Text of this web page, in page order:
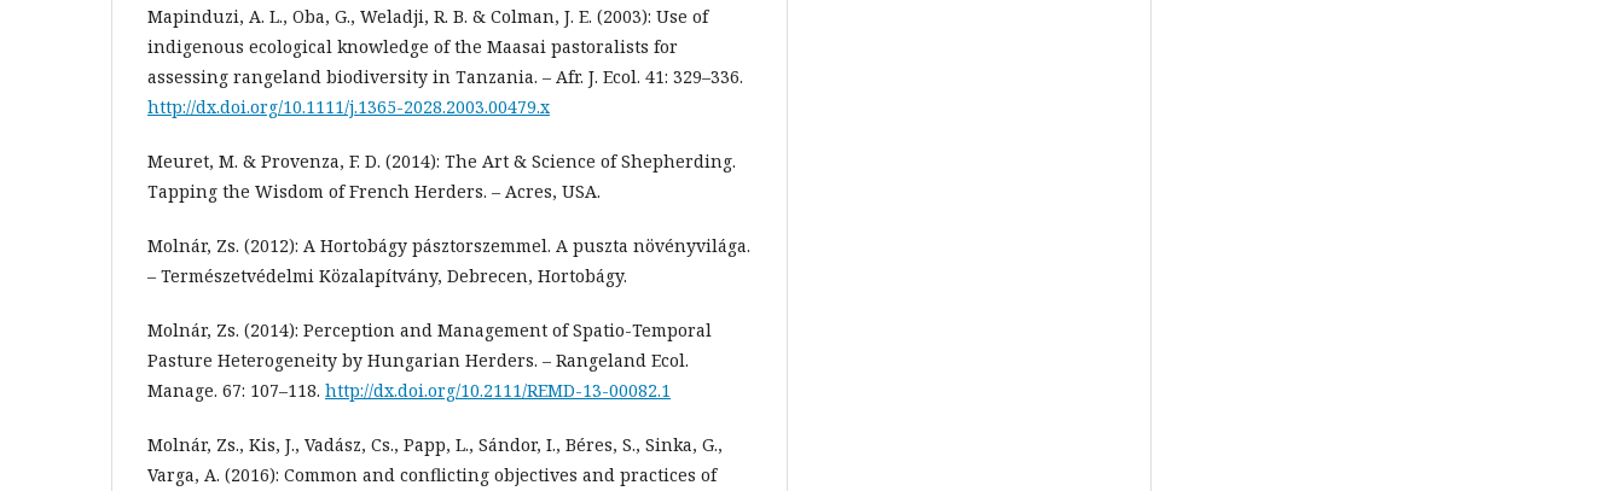
Mapinduzi, A. L., Oba, G., Weladji, R. B. & Colman, J. E. (2003): Use of
indigenous ecological knowledge of the Maasai pastoralists for
assessing rangeland biodiversity in Tanzania. – Afr. J. Ecol. 41: 329–336.
http://dx.doi.org/10.1111/j.1365-2028.2003.00479.x
Meuret, M. & Provenza, F. D. (2014): The Art & Science of Shepherding.
Tapping the Wisdom of French Herders. – Acres, USA.
Molnár, Zs. (2012): A Hortobágy pásztorszemmel. A puszta növényvilága.
– Természetvédelmi Közalapítvány, Debrecen, Hortobágy.
Molnár, Zs. (2014): Perception and Management of Spatio-Temporal
Pasture Heterogeneity by Hungarian Herders. – Rangeland Ecol.
Manage. 67: 107–118. http://dx.doi.org/10.2111/REMD-13-00082.1
Molnár, Zs., Kis, J., Vadász, Cs., Papp, L., Sándor, I., Béres, S., Sinka, G.,
Varga, A. (2016): Common and conflicting objectives and practices of